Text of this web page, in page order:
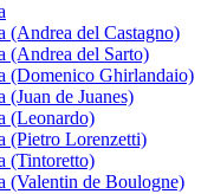
(Andrea del Castagno)
(Andrea del Sarto)
(Domenico Ghirlandaio)
(Juan de Juanes)
(Leonardo)
(Pietro Lorenzetti)
(Tintoretto)
(Valentin de Boulogne)